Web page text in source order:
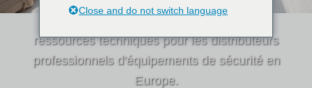
Guides experts, stratégies de sourcing et
ressources techniques pour les distributeurs
professionnels d'équipements de sécurité en
Europe.
Close and do not switch language